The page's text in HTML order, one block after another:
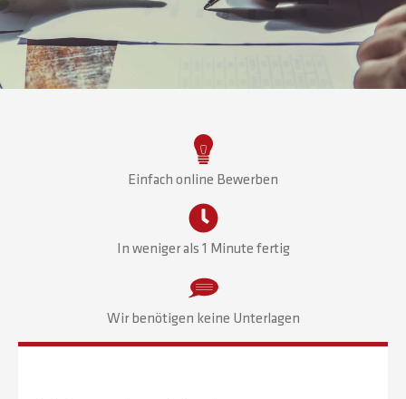
Einfach online Bewerben
In weniger als 1 Minute fertig
Wir benötigen keine Unterlagen